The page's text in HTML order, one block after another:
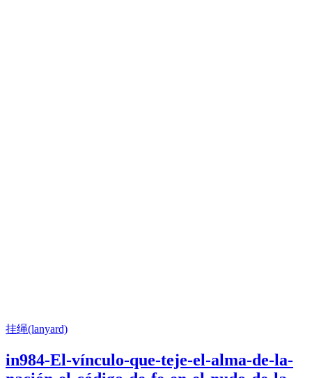
挂绳(lanyard)
in984-El-vínculo-que-teje-el-alma-de-la-